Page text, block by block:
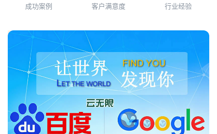
成功案例 客户满意度 行业经验